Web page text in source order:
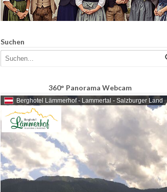
Suchen
360° Panorama Webcam
Berghotel Lämmerhof - Lammertal - Salzburger Land